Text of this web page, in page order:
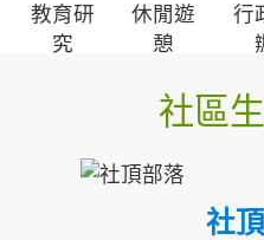
教育研
究
休閒遊
憩
行
社區
社